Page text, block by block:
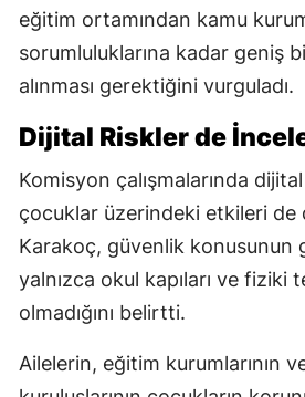
eğitim ortamından kamu
sorumluluklarına kadar geniş
alınması gerektiğini vurguladı.
Dijital Riskler de
Komisyon çalışmalarında
çocuklar üzerindeki etkileri de
Karakoç, güvenlik konusunun
yalnızca okul kapıları ve fiziki
olmadığını belirtti.
Ailelerin, eğitim kurumlarının